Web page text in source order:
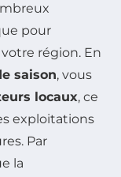
pour
région. En
saison, vous
locaux, ce
exploitations
Par
la